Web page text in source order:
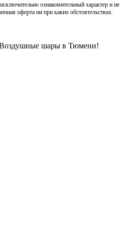
ознакомительный характер и не
оферта ни при каких обстоятельствах.
шары в Тюмени!